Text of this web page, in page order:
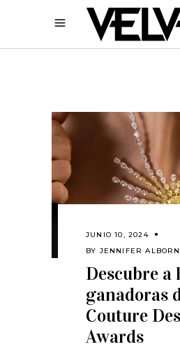
JUNIO 10, 2024
BY JENNIFER
Descubre a
ganadoras
Couture
Awards